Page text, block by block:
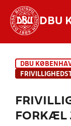
DBU
DBU
FORKÆL